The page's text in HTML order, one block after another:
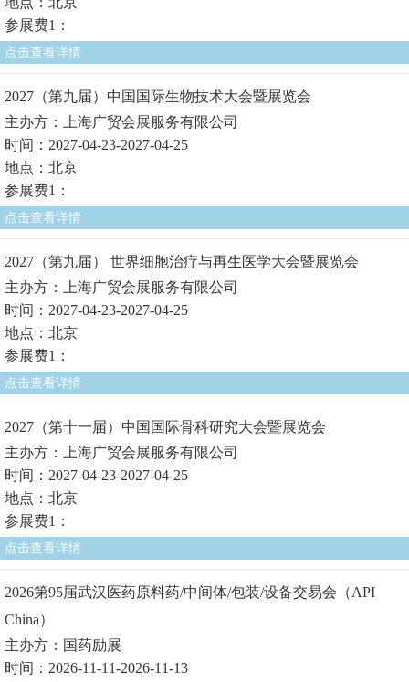
参展费1：
点击查看详情
2027（第九届）中国国际生物技术大会暨展览会
主办方：上海广贸会展服务有限公司
时间：2027-04-23-2027-04-25
地点：北京
参展费1：
点击查看详情
2027（第九届） 世界细胞治疗与再生医学大会暨展览会
主办方：上海广贸会展服务有限公司
时间：2027-04-23-2027-04-25
地点：北京
参展费1：
点击查看详情
2027（第十一届）中国国际骨科研究大会暨展览会
主办方：上海广贸会展服务有限公司
时间：2027-04-23-2027-04-25
地点：北京
参展费1：
点击查看详情
2026第95届武汉医药原料药/中间体/包装/设备交易会（API
China）
主办方：国药励展
时间：2026-11-11-2026-11-13